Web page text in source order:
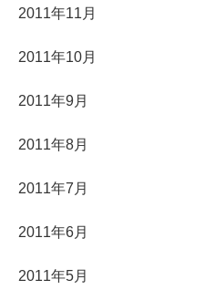
2011年11月
2011年10月
2011年9月
2011年8月
2011年7月
2011年6月
2011年5月